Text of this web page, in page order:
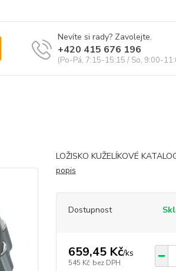
Nevíte si rady? Zavolejte.
+420 415 676 196
(Po-Pá, 7:15-15:15 / So, 9:00-
LOŽISKO KUŽELÍKOVÉ
popis
Dostupnost
659,45 Kč/ks
545 Kč bez DPH